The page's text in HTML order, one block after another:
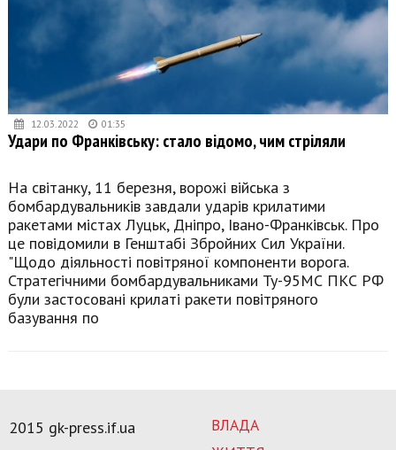
12.03.2022 01:35
Удари по Франківську: стало відомо, чим стріляли
На світанку, 11 березня, ворожі війська з
бомбардувальників завдали ударів крилатими
ракетами містах Луцьк, Дніпро, Івано-Франківськ. Про
це повідомили в Генштабі Збройних Сил України.
"Щодо діяльності повітряної компоненти ворога.
Стратегічними бомбардувальниками Ту-95МС ПКС РФ
були застосовані крилаті ракети повітряного
базування по
ВЛАДА
2015 gk-press.if.ua